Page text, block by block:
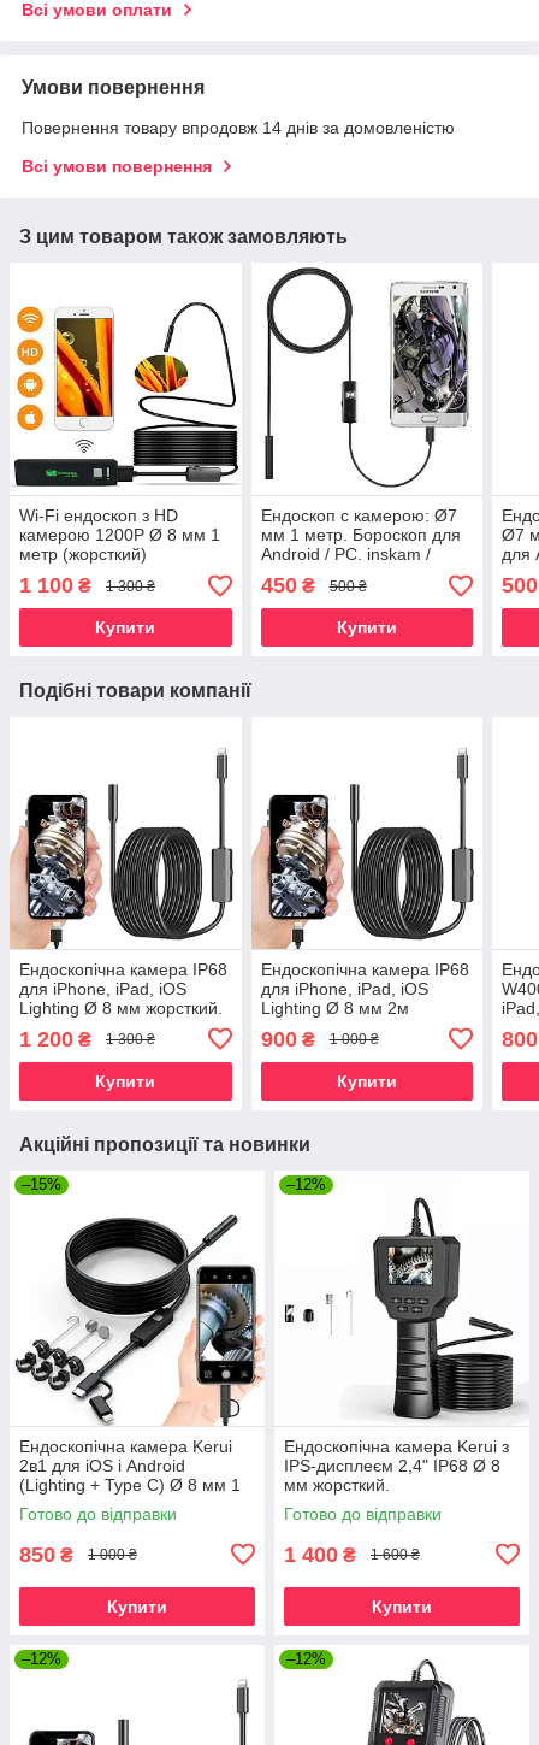
Всі умови оплати
Умови повернення
Повернення товару впродовж 14 днів за домовленістю
Всі умови повернення
З цим товаром також замовляють
Wi-Fi ендоскоп з HD
камерою 1200P Ø 8 мм 1
метр (жорсткий)
1 100 ₴ 1 300 ₴
Купити
Ендоскоп c камерою: Ø7
мм 1 метр. Бороскоп для
Android / PC. inskam /
450₴ 500 ₴
Купити
Ø7
для
500
Подібні товари компанії
Ендоскопічна камера IP68
для iPhone, iPad, iOS
Lighting Ø 8 мм жорсткий.
1 200 ₴ 1 300 ₴
Купити
Ендоскопічна камера IP68
для iPhone, iPad, iOS
Lighting Ø 8 мм 2м
900₴ 1 000 ₴
Купити
800
Акційні пропозиції та новинки
–15%
Ендоскопічна камера Kerui
2в1 для iOS і Android
(Lighting + Type C) Ø 8 мм 1
м жорсткий
Готово до відправки
850 ₴ 1 000 ₴
Купити
–12%
Ендоскопічна камера Kerui з
IPS-дисплеєм 2,4" IP68 Ø 8
мм жорсткий.
Готово до відправки
1 400 ₴ 1 600 ₴
Купити
–12% –12%